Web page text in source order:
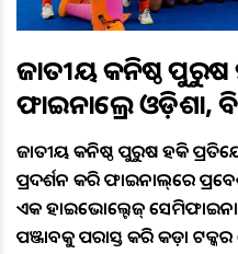
ଜାତୀୟ କନିଷ୍ଠ ପୁରୁଷ
ଫାଇନାଲ୍ରେ ଓଡ଼ିଶା,
ଜାତୀୟ କନିଷ୍ଠ ପୁରୁଷ ହକି
ପ୍ରଦର୍ଶନ କରି ଫାଇନାଲ୍‌ରେ
ଏକ ହାଇଭୋଲ୍ଟେଜ୍‌
ପଞ୍ଜାବକୁ ପରାସ୍ତ କରି କଡ଼ା